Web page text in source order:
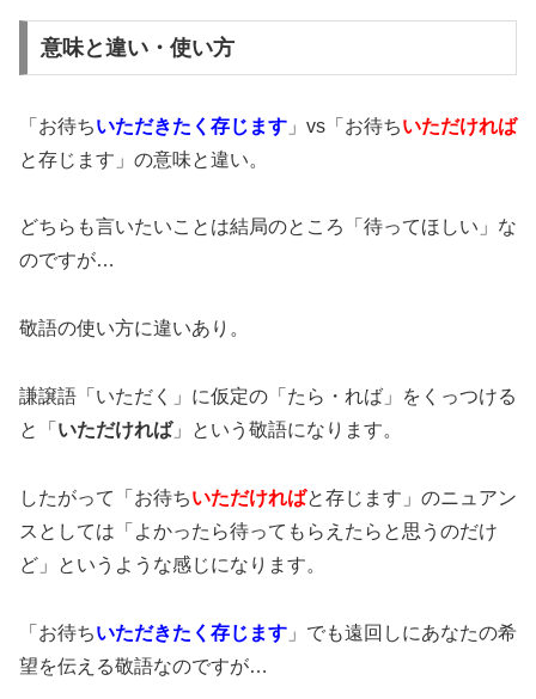
意味と違い・使い方
「お待ちいただきたく存じます 」vs「お待ちいただければ
と存じます」の意味と違い。
どちらも言いたいことは結局のところ「待ってほしい」な
のですが…
敬語の使い方に違いあり。
謙譲語「いただく」に仮定の「たら・れば」をくっつける
と「 いただければ」という敬語になります。
したがって「お待ちいただければと存じます」のニュアン
スとしては「よかったら待ってもらえたらと思うのだけ
ど」というような感じになります。
「お待ちいただきたく存じます 」でも遠回しにあなたの希
望を伝える敬語なのですが…